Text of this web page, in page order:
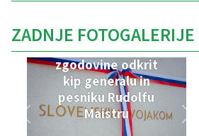
ZADNJE FOTOGALERIJE
V Parku vojaške
zgodovine odkrit
kip generalu in
pesniku Rudolfu
Maistru